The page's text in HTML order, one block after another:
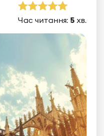
Час читання: 5 хв.